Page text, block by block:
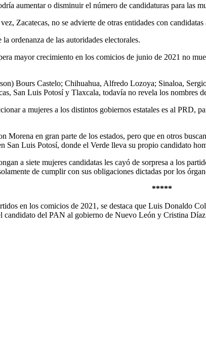
aumentar o disminuir el número de candidaturas para las
Zacatecas, no se advierte de otras entidades con candidatas
ordenanza de las autoridades electorales.
mayor crecimiento en los comicios de junio de 2021 no
Bours Castelo; Chihuahua, Alfredo Lozoya; Sinaloa,
San Luis Potosí y Tlaxcala, todavía no revela los nombres
a mujeres a los distintos gobiernos estatales es al
Morena en gran parte de los estados, pero que en otros
San Luis Potosí, donde el Verde lleva su propio candidato
a siete mujeres candidatas les cayó de sorpresa a los
de cumplir con sus obligaciones dictadas por los
*****
en los comicios de 2021, se destaca que Luis Donaldo
del PAN al gobierno de Nuevo León y Cristina